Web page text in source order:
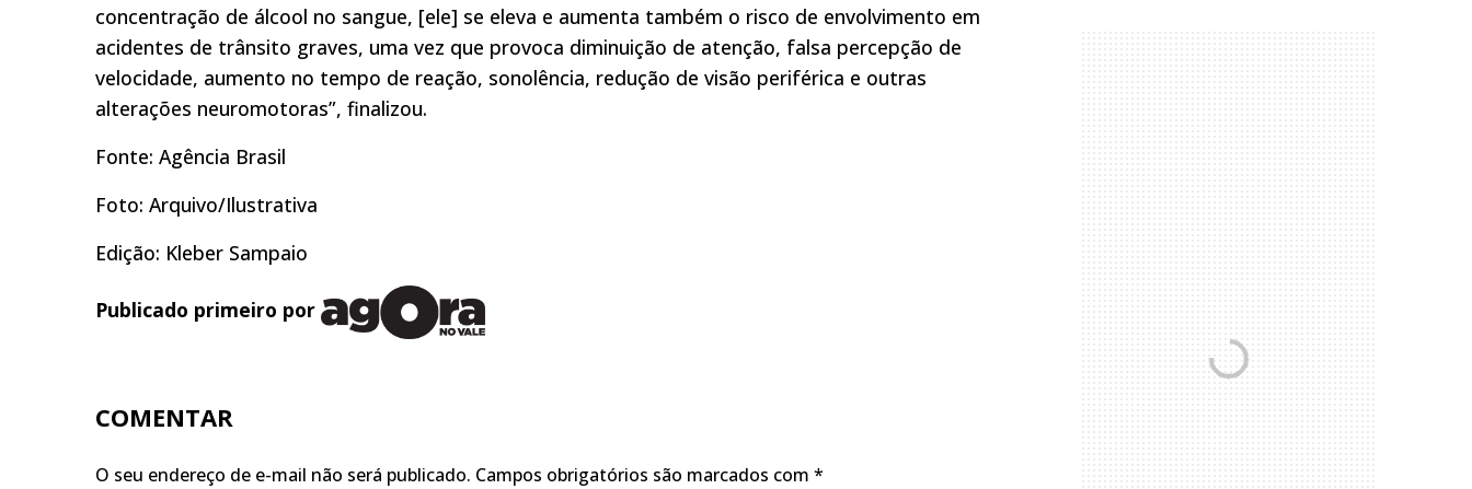
concentração de álcool no sangue, [ele] se eleva e aumenta também o risco de envolvimento em
acidentes de trânsito graves, uma vez que provoca diminuição de atenção, falsa percepção de
velocidade, aumento no tempo de reação, sonolência, redução de visão periférica e outras
alterações neuromotoras”, finalizou.
Fonte: Agência Brasil
Foto: Arquivo/Ilustrativa
Edição: Kleber Sampaio
Publicado primeiro por
COMENTAR
O seu endereço de e-mail não será publicado. Campos obrigatórios são marcados com *